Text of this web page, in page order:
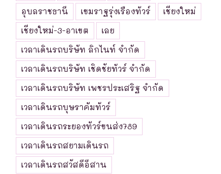
อุบลราชธานี
เขมราฐรุ่งเรืองทัวร์
เชียงใหม่
เชียงใหม่-3-อาเขต
เลย
เวลาเดินรถบริษัท ลิกไนท์ จำกัด
เวลาเดินรถบริษัท เชิดชัยทัวร์ จำกัด
เวลาเดินรถบริษัท เพชรประเสริฐ จำกัด
เวลาเดินรถบุษราคัมทัวร์
เวลาเดินรถระยองทัวร์ขนส่ง789
เวลาเดินรถสยามเดินรถ
เวลาเดินรถสวัสดีอีสาน